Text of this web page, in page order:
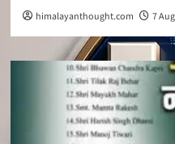
himalayanthought.com 7